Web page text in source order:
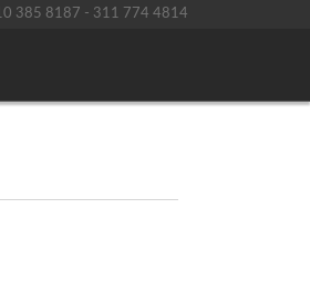
385 8187 - 311 774 4814